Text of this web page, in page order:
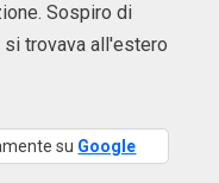
Sospiro di
si trovava all'estero
su Google